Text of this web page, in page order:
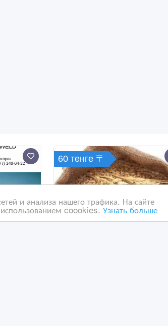
и анализа нашего трафика. На сайте
использованием coookies.Узнать больше
60 тенге 〒